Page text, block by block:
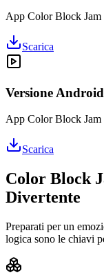
App Color Block Jam
Scarica
Versione Android
App Color Block
Scarica
Color Block
Divertente
Preparati per un
logica sono le chiavi